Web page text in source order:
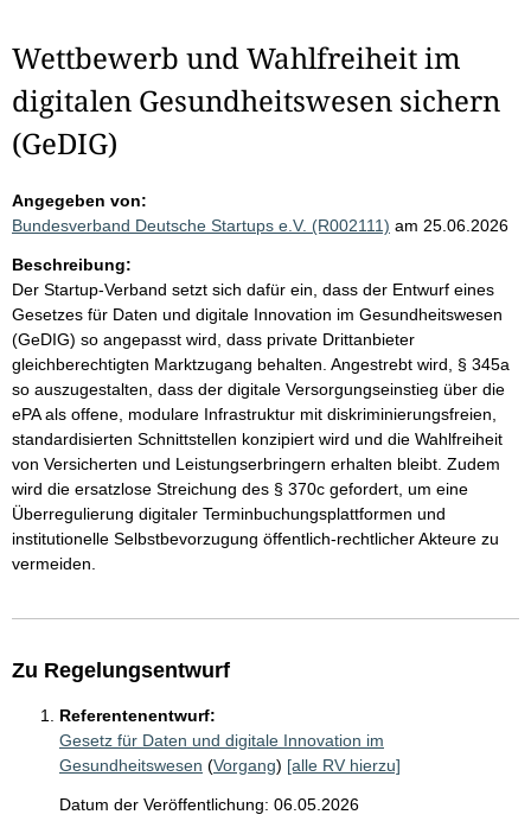
Wettbewerb und Wahlfreiheit im
digitalen Gesundheitswesen sichern
(GeDIG)
Angegeben von:
Bundesverband Deutsche Startups e.V. (R002111) am 25.06.2026
Beschreibung:
Der Startup-Verband setzt sich dafür ein, dass der Entwurf eines
Gesetzes für Daten und digitale Innovation im Gesundheitswesen
(GeDIG) so angepasst wird, dass private Drittanbieter
gleichberechtigten Marktzugang behalten. Angestrebt wird, § 345a
so auszugestalten, dass der digitale Versorgungseinstieg über die
ePA als offene, modulare Infrastruktur mit diskriminierungsfreien,
standardisierten Schnittstellen konzipiert wird und die Wahlfreiheit
von Versicherten und Leistungserbringern erhalten bleibt. Zudem
wird die ersatzlose Streichung des § 370c gefordert, um eine
Überregulierung digitaler Terminbuchungsplattformen und
institutionelle Selbstbevorzugung öffentlich-rechtlicher Akteure zu
vermeiden.
Zu Regelungsentwurf
Referentenentwurf:
Gesetz für Daten und digitale Innovation im
Gesundheitswesen (Vorgang) [alle RV hierzu]
Datum der Veröffentlichung: 06.05.2026